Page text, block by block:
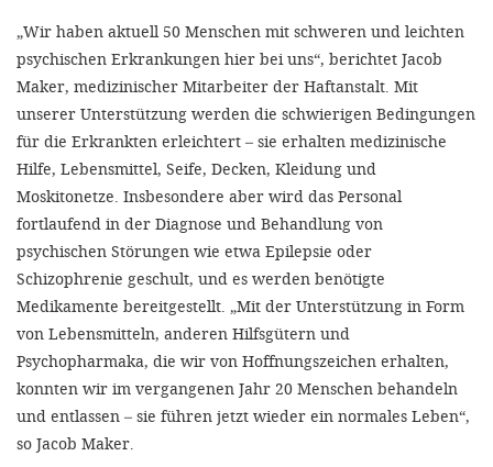
„Wir haben aktuell 50 Menschen mit schweren und leichten
psychischen Erkrankungen hier bei uns“, berichtet Jacob
Maker, medizinischer Mitarbeiter der Haftanstalt. Mit
unserer Unterstützung werden die schwierigen Bedingungen
für die Erkrankten erleichtert – sie erhalten medizinische
Hilfe, Lebensmittel, Seife, Decken, Kleidung und
Moskitonetze. Insbesondere aber wird das Personal
fortlaufend in der Diagnose und Behandlung von
psychischen Störungen wie etwa Epilepsie oder
Schizophrenie geschult, und es werden benötigte
Medikamente bereitgestellt. „Mit der Unterstützung in Form
von Lebensmitteln, anderen Hilfsgütern und
Psychopharmaka, die wir von Hoffnungszeichen erhalten,
konnten wir im vergangenen Jahr 20 Menschen behandeln
und entlassen – sie führen jetzt wieder ein normales Leben“,
so Jacob Maker.